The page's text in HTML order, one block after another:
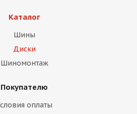
Каталог
Шины
Диски
Шиномонтаж
Покупателю
оплаты
раз в 2 недели